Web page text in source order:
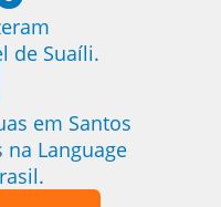
de Suaíli.
em Santos
Language